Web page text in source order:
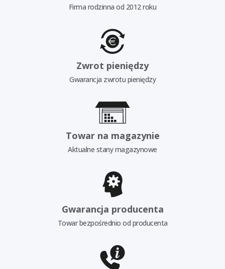
Firma rodzinna od 2012 roku
Zwrot pieniędzy
Gwarancja zwrotu pieniędzy
Towar na magazynie
Aktualne stany magazynowe
Gwarancja producenta
Towar bezpośrednio od producenta